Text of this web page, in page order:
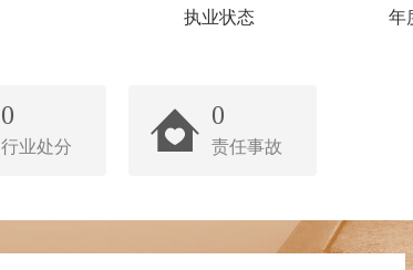
执业状态 年
0
行业处分
0
责任事故